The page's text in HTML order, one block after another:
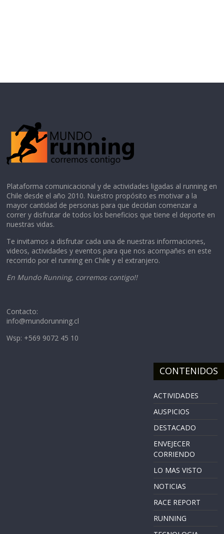
Plataforma comunicacional y de actividades ligadas al running en
Chile desde el año 2010. Nuestro propósito es motivar a la
mayor cantidad de personas para que decidan comenzar a
correr y disfrutar de todos los beneficios que tiene el deporte en
nuestras vidas.
Te invitamos a disfrutar cada una de nuestras informaciones,
videos, actividades y eventos para que nos acompañes en este
recorrido por el running en Chile y el extranjero.
En Mundo Running, corremos contigo!!
Contacto:
info@mundorunning.cl
Wsp: +569 9072 45 10
CONTENIDOS
ACTIVIDADES
AUSPICIOS
DESTACADO
ENVEJECER
CORRIENDO
LO MAS VISTO
NOTICIAS
RACE REPORT
RUNNING